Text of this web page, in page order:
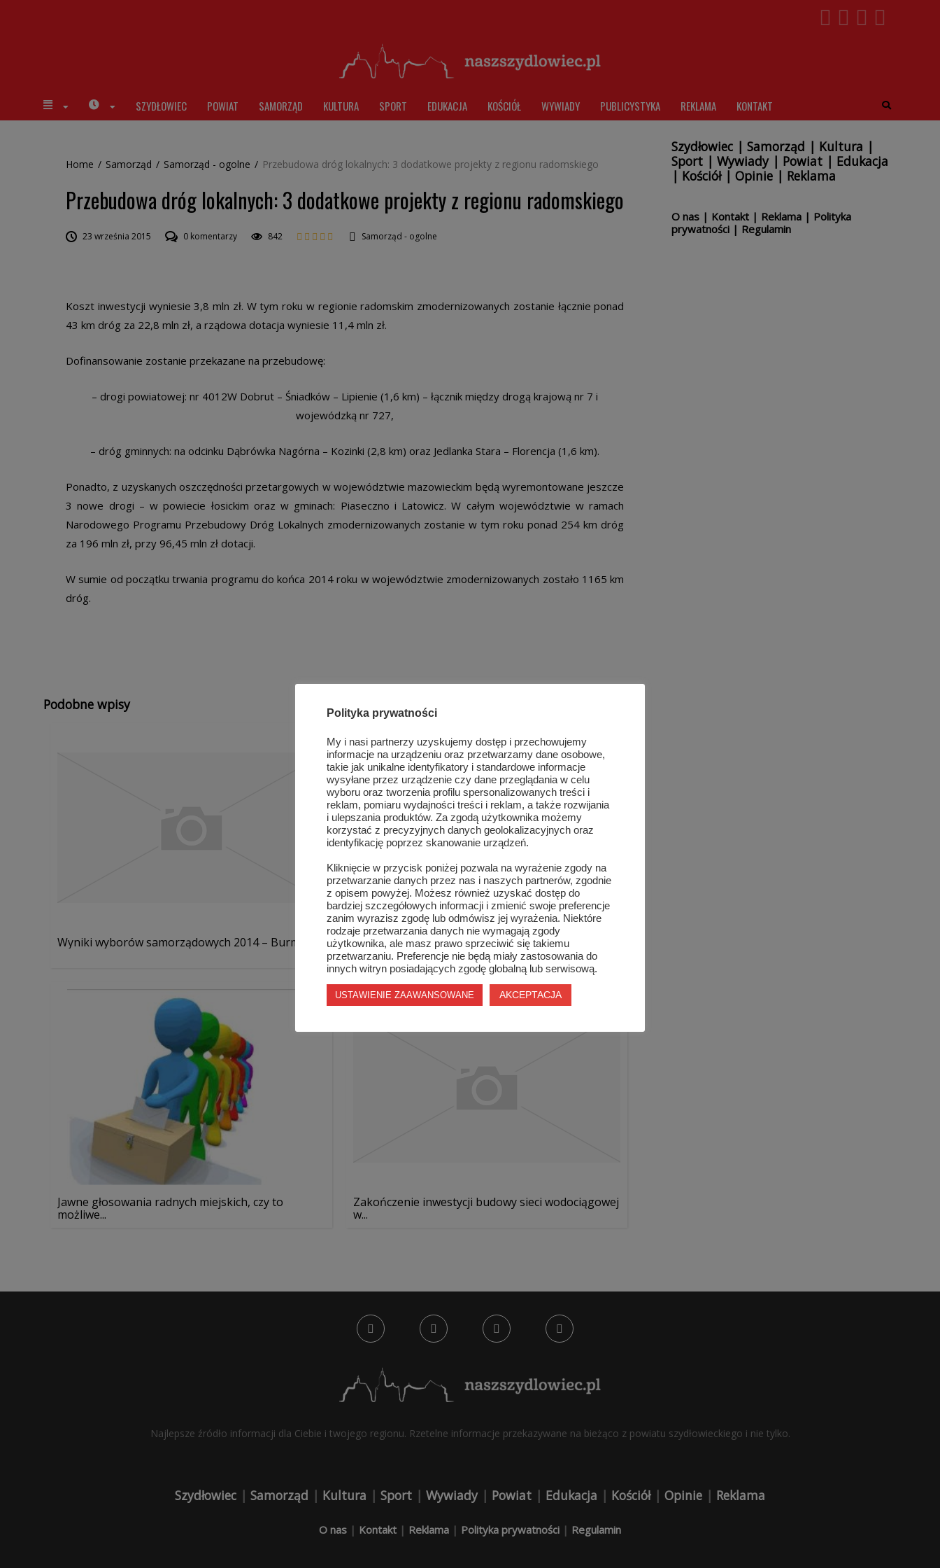
SZYDŁOWIEC POWIAT SAMORZĄD KULTURA SPORT EDUKACJA KOŚCIÓŁ WYWIADY PUBLICYSTYKA REKLAMA KONTAKT
Home / Samorząd / Samorząd - ogolne / Przebudowa dróg lokalnych: 3 dodatkowe projekty z regionu radomskiego
Przebudowa dróg lokalnych: 3 dodatkowe projekty z regionu radomskiego
23 września 2015 0 komentarzy 842 Samorząd - ogolne
Koszt inwestycji wyniesie 3,8 mln zł. W tym roku w regionie radomskim zmodernizowanych zostanie łącznie ponad
43 km dróg za 22,8 mln zł, a rządowa dotacja wyniesie 11,4 mln zł.
Dofinansowanie zostanie przekazane na przebudowę:
– drogi powiatowej: nr 4012W Dobrut – Śniadków – Lipienie (1,6 km) – łącznik między drogą krajową nr 7 i
wojewódzką nr 727,
– dróg gminnych: na odcinku Dąbrówka Nagórna – Kozinki (2,8 km) oraz Jedlanka Stara – Florencja (1,6 km).
Ponadto, z uzyskanych oszczędności przetargowych w województwie mazowieckim będą wyremontowane jeszcze
3 nowe drogi – w powiecie łosickim oraz w gminach: Piaseczno i Latowicz. W całym województwie w ramach
Narodowego Programu Przebudowy Dróg Lokalnych zmodernizowanych zostanie w tym roku ponad 254 km dróg
za 196 mln zł, przy 96,45 mln zł dotacji.
W sumie od początku trwania programu do końca 2014 roku w województwie zmodernizowanych zostało 1165 km
dróg.
Podobne wpisy
Wyniki wyborów samorządowych 2014 – Burmistr...
Ostatnia w 2014 roku sesja Rady Powiatu
Szydłowiec...
Jawne głosowania radnych miejskich, czy to
możliwe...
Zakończenie inwestycji budowy sieci wodociągowej
w...
Szydłowiec| Samorząd | Kultura |
Sport| Wywiady| Powiat| Edukacja
| Kościół| Opinie| Reklama
O nas| Kontakt| Reklama| Polityka
prywatności| Regulamin
Najlepsze źródło informacji dla Ciebie i twojego regionu. Rzetelne informacje przekazywane na bieżąco z powiatu szydłowieckiego i nie tylko.
Szydłowiec | Samorząd | Kultura | Sport | Wywiady| Powiat | Edukacja | Kościół| Opinie | Reklama
O nas | Kontakt | Reklama | Polityka prywatności | Regulamin
Polityka prywatności
My i nasi partnerzy uzyskujemy dostęp i przechowujemy
informacje na urządzeniu oraz przetwarzamy dane osobowe,
takie jak unikalne identyfikatory i standardowe informacje
wysyłane przez urządzenie czy dane przeglądania w celu
wyboru oraz tworzenia profilu spersonalizowanych treści i
reklam, pomiaru wydajności treści i reklam, a także rozwijania
i ulepszania produktów. Za zgodą użytkownika możemy
korzystać z precyzyjnych danych geolokalizacyjnych oraz
identyfikację poprzez skanowanie urządzeń.
Kliknięcie w przycisk poniżej pozwala na wyrażenie zgody na
przetwarzanie danych przez nas i naszych partnerów, zgodnie
z opisem powyżej. Możesz również uzyskać dostęp do
bardziej szczegółowych informacji i zmienić swoje preferencje
zanim wyrazisz zgodę lub odmówisz jej wyrażenia. Niektóre
rodzaje przetwarzania danych nie wymagają zgody
użytkownika, ale masz prawo sprzeciwić się takiemu
przetwarzaniu. Preferencje nie będą miały zastosowania do
innych witryn posiadających zgodę globalną lub serwisową.
USTAWIENIE ZAAWANSOWANE AKCEPTACJA